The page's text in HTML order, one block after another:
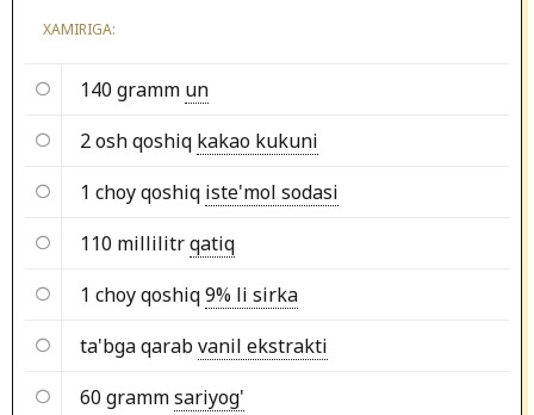
XAMIRIGA:
140 gramm un
2 osh qoshiq kakao kukuni
1 choy qoshiq iste'mol sodasi
110 millilitrqatiq
1 choy qoshiq9% li sirka
ta'bga qarabvanil ekstrakti
60 grammsariyog'